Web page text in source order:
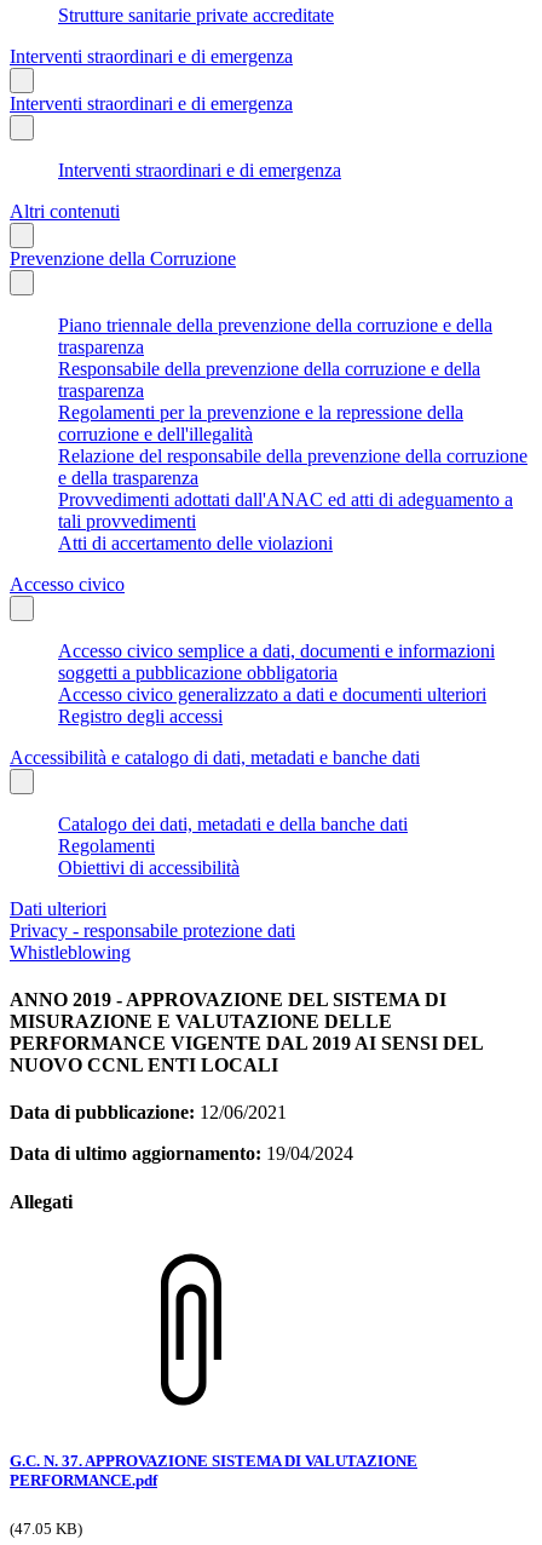
Strutture sanitarie private accreditate
Interventi straordinari e di emergenza
Interventi straordinari e di emergenza
Interventi straordinari e di emergenza
Altri contenuti
Prevenzione della Corruzione
Piano triennale della prevenzione della corruzione e della
trasparenza
Responsabile della prevenzione della corruzione e della
trasparenza
Regolamenti per la prevenzione e la repressione della
corruzione e dell'illegalità
Relazione del responsabile della prevenzione della corruzione
e della trasparenza
Provvedimenti adottati dall'ANAC ed atti di adeguamento a
tali provvedimenti
Atti di accertamento delle violazioni
Accesso civico
Accesso civico semplice a dati, documenti e informazioni
soggetti a pubblicazione obbligatoria
Accesso civico generalizzato a dati e documenti ulteriori
Registro degli accessi
Accessibilità e catalogo di dati, metadati e banche dati
Catalogo dei dati, metadati e della banche dati
Regolamenti
Obiettivi di accessibilità
Dati ulteriori
Privacy - responsabile protezione dati
Whistleblowing
ANNO 2019 - APPROVAZIONE DEL SISTEMA DI
MISURAZIONE E VALUTAZIONE DELLE
PERFORMANCE VIGENTE DAL 2019 AI SENSI DEL
NUOVO CCNL ENTI LOCALI
Data di pubblicazione: 12/06/2021
Data di ultimo aggiornamento: 19/04/2024
Allegati
G.C. N. 37. APPROVAZIONE SISTEMA DI VALUTAZIONE
PERFORMANCE.pdf
(47.05 KB)